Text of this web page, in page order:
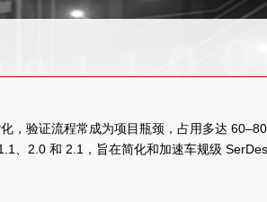
，验证流程常成为项目瓶颈，占用多达
、2.0 和 2.1，旨在简化和加速车规级